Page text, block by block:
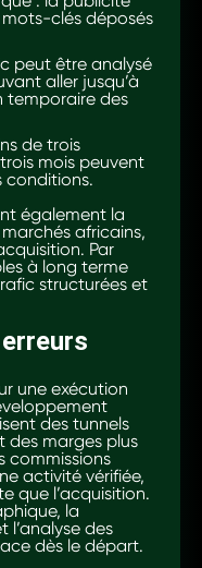
clés déposés
peut être analysé
aller jusqu’à
temporaire des
de trois
mois peuvent
conditions.
également la
africains,
Par
à long terme
structurées et
une exécution
des tunnels
des marges plus
commissions
activité vérifiée,
que l’acquisition.
la
l’analyse des
dès le départ.